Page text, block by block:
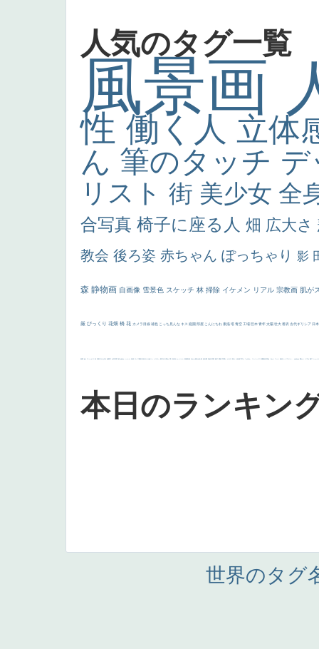
人気のタグ一覧
風景画
性 働く人 立体
ん 筆のタッチ
リスト 街 美少女 全
合写真 椅子に座る人 畑 広大さ
教会 後ろ姿 赤ちゃん ぽっちゃり 影
森 静物画 自画像 雪景色 スケッチ 林 掃除 イケメン リアル 宗教画 肌が
厳 びっくり 花畑 橋 花 カメラ目線 補色 こっち見んな キス 庭園 部屋 こんにちわ 素描 塔 青空 工場 巨木 青年 太陽 壮大 着衣 古代ギリシア 日
画質 last ヴィーナス 剣 白人少女 食事中 山本芳翠 麦 alciato ハーレム 女神 ローマ教皇 奥行き 火起こし シスター 東方の三博士 114514 かっこいい 受胎告知 天から覗き込む顔 設計図 挿絵 群衆 親子 裸婦 可愛い ピサロ ＃名画で学ぶ「たるみ」 ニーソックス 躍動感 黄色 こわい コート 畦道 レンブラント・ sekkusu 暖かい バブみ 靴下 ショッ
本日のランキン
世界のタグ